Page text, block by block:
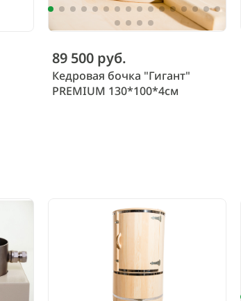
89 500 руб.
Кедровая бочка "Гигант"
PREMIUM 130*100*4см